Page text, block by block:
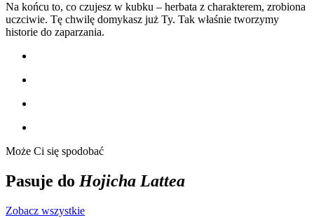
Na końcu to, co czujesz w kubku – herbata z charakterem, zrobiona
uczciwie. Tę chwilę domykasz już Ty. Tak właśnie tworzymy
historie do zaparzania.
Może Ci się spodobać
Pasuje do Hojicha Lattea
Zobacz wszystkie